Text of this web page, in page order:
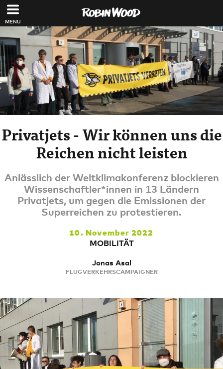
Direkt zum Inhalt
Privatjets - Wir können uns die
Reichen nicht leisten
Anlässlich der Weltklimakonferenz blockieren
Wissenschaftler*innen in 13 Ländern
Privatjets, um gegen die Emissionen der
Superreichen zu protestieren.
10. November 2022
MOBILITÄT
Jonas Asal
FLUGVERKEHRSCAMPAIGNER